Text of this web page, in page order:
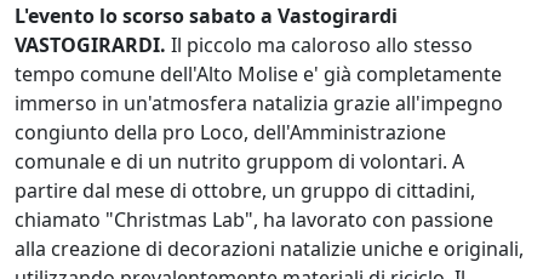
L'evento lo scorso sabato a Vastogirardi
VASTOGIRARDI. Il piccolo ma caloroso allo stesso
tempo comune dell'Alto Molise e' già completamente
immerso in un'atmosfera natalizia grazie all'impegno
congiunto della pro Loco, dell'Amministrazione
comunale e di un nutrito gruppom di volontari. A
partire dal mese di ottobre, un gruppo di cittadini,
chiamato "Christmas Lab", ha lavorato con passione
alla creazione di decorazioni natalizie uniche e originali,